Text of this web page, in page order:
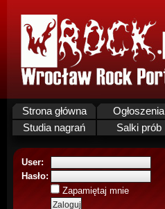
Strona główna Ogłoszenia
Studia nagrań
Salki prób
User:
Hasło:
Zapamiętaj mnie